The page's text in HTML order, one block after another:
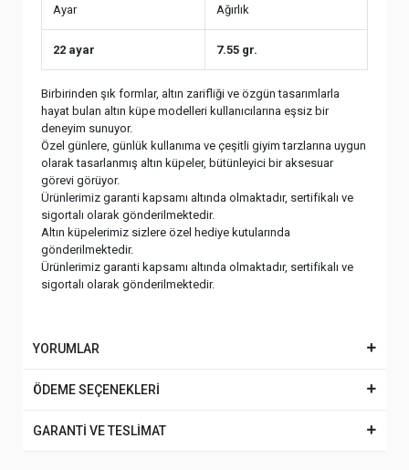
Ayar Ağırlık
22 ayar 7.55 gr.
Birbirinden şık formlar, altın zarifliği ve özgün tasarımlarla
hayat bulan altın küpe modelleri kullanıcılarına eşsiz bir
deneyim sunuyor.
Özel günlere, günlük kullanıma ve çeşitli giyim tarzlarına uygun
olarak tasarlanmış altın küpeler, bütünleyici bir aksesuar
görevi görüyor.
Ürünlerimiz garanti kapsamı altında olmaktadır, sertifikalı ve
sigortalı olarak gönderilmektedir.
Altın küpelerimiz sizlere özel hediye kutularında
gönderilmektedir.
Ürünlerimiz garanti kapsamı altında olmaktadır, sertifikalı ve
sigortalı olarak gönderilmektedir.
YORUMLAR
ÖDEME SEÇENEKLERİ
GARANTİ VE TESLİMAT